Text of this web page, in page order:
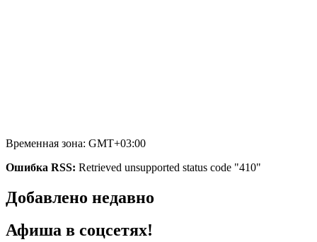
Временная зона: GMT+03:00
Ошибка RSS: Retrieved unsupported status code "410"
Добавлено недавно
Афиша в соцсетях!